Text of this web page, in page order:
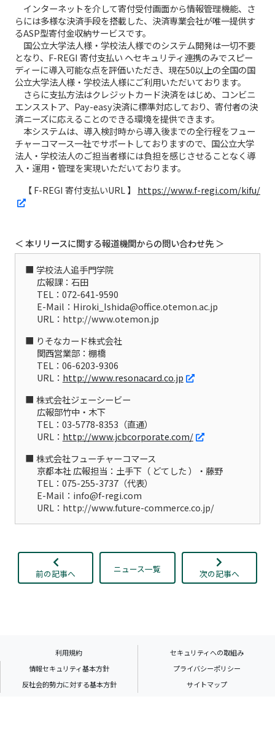
インターネットを介して寄付受付画面から情報管理機能、さ
らには多様な決済手段を搭載した、決済専業会社が唯一提供す
るASP型寄付金収納サービスです。
国公立大学法人様・学校法人様でのシステム開発は一切不要
となり、F-REGI 寄付支払い へセキュリティ連携のみでスピー
ディーに導入可能な点を評価いただき、現在50以上の全国の国
公立大学法人様・学校法人様にご利用いただいております。
さらに支払方法はクレジットカード決済をはじめ、コンビニ
エンスストア、Pay-easy決済に標準対応しており、寄付者の決
済ニーズに応えることのできる環境を提供できます。
本システムは、導入検討時から導入後までの全行程をフュー
チャーコマース一社でサポートしておりますので、国公立大学
法人・学校法人のご担当者様には負担を感じさせることなく導
入・運用・管理を実現いただいております。
【 F-REGI 寄付支払いURL 】 https://www.f-regi.com/kifu/
＜ 本リリースに関する報道機関からの問い合わせ先 ＞
学校法人追手門学院
広報課：石田
TEL：072-641-9590
E-Mail：Hiroki_Ishida@office.otemon.ac.jp
URL：http://www.otemon.jp
りそなカード株式会社
関西営業部：棚橋
TEL：06-6203-9306
URL： http://www.resonacard.co.jp
株式会社ジェーシービー
広報部竹中・木下
TEL：03-5778-8353（直通）
URL： http://www.jcbcorporate.com/
株式会社フューチャーコマース
京都本社 広報担当：土手下（ どてした ）・藤野
TEL：075-255-3737（代表）
E-Mail：info@f-regi.com
URL：http://www.future-commerce.co.jp/
前の記事へ ニュース一覧 次の記事へ
利用規約
セキュリティへの取組み
情報セキュリティ基本方針
プライバシーポリシー
反社会的勢力に対する基本方針
サイトマップ